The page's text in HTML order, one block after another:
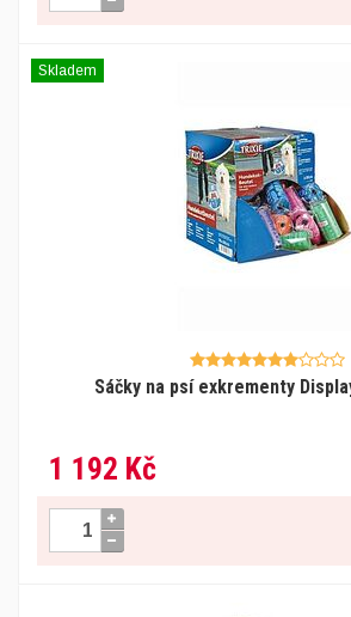
Sáčky na psí exkrementy
1 192 Kč
Skladem